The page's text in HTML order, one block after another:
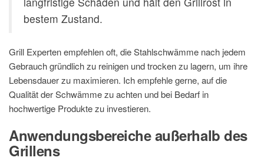
bestem Zustand.
Grill Experten empfehlen oft, die Stahlschwämme nach jedem
Gebrauch gründlich zu reinigen und trocken zu lagern, um ihre
Lebensdauer zu maximieren. Ich empfehle gerne, auf die
Qualität der Schwämme zu achten und bei Bedarf in
hochwertige Produkte zu investieren.
Anwendungsbereiche außerhalb des
Grillens